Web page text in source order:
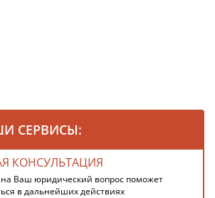
СЕРВИСЫ:
КОНСУЛЬТАЦИЯ
на Ваш юридический вопрос поможет
в дальнейших действиях